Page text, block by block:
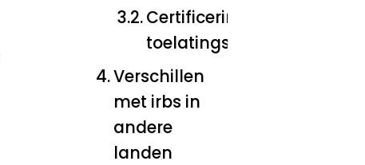
Certificering en
toelatingseisen
Verschillen
met irbs in
andere
landen